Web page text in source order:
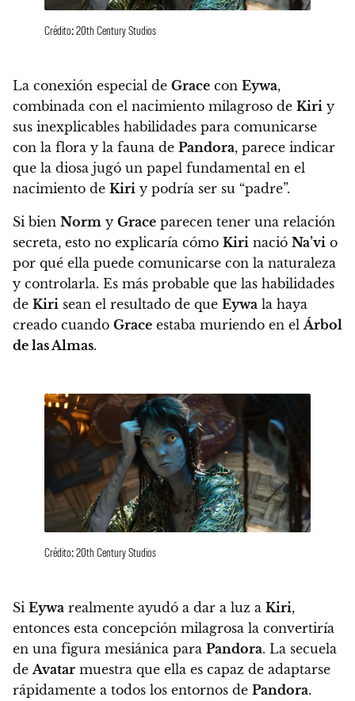
Crédito: 20th Century Studios
La conexión especial de Grace con Eywa,
combinada con el nacimiento milagroso de Kiri y
sus inexplicables habilidades para comunicarse
con la flora y la fauna de Pandora, parece indicar
que la diosa jugó un papel fundamental en el
nacimiento de Kiri y podría ser su “padre”.
Si bien Norm y Grace parecen tener una relación
secreta, esto no explicaría cómo Kiri nació Na’vi o
por qué ella puede comunicarse con la naturaleza
y controlarla. Es más probable que las habilidades
de Kiri sean el resultado de que Eywa la haya
creado cuando Grace estaba muriendo en el Árbol
de las Almas.
Crédito: 20th Century Studios
Si Eywa realmente ayudó a dar a luz a Kiri,
entonces esta concepción milagrosa la convertiría
en una figura mesiánica para Pandora. La secuela
deAvatar muestra que ella es capaz de adaptarse
rápidamente a todos los entornos de Pandora.